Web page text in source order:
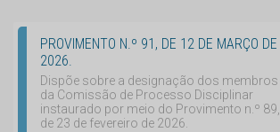
PROVIMENTO N.º 91, DE 12 DE MARÇO DE
2026.
Dispõe sobre a designação dos membros
da Comissão de Processo Disciplinar
instaurado por meio do Provimento n.º 89,
de 23 de fevereiro de 2026.